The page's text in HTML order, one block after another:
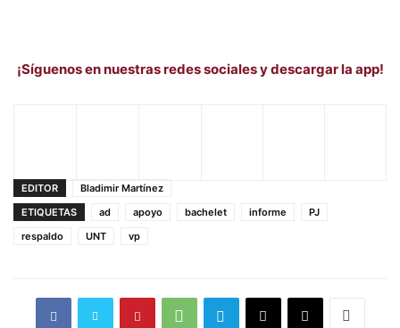
¡Síguenos en nuestras redes sociales y descargar la app!
EDITOR
Bladimir Martínez
ETIQUETAS
ad apoyo bachelet informe
PJ
respaldo
UNT vp